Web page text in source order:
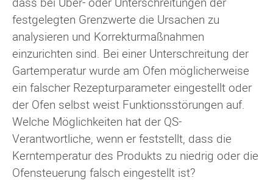
festgelegten Grenzwerte die Ursachen zu
analysieren und Korrekturmaßnahmen
einzurichten sind. Bei einer Unterschreitung der
Gartemperatur wurde am Ofen möglicherweise
ein falscher Rezepturparameter eingestellt oder
der Ofen selbst weist Funktionsstörungen auf.
Welche Möglichkeiten hat der QS-
Verantwortliche, wenn er feststellt, dass die
Kerntemperatur des Produkts zu niedrig oder die
Ofensteuerung falsch eingestellt ist?